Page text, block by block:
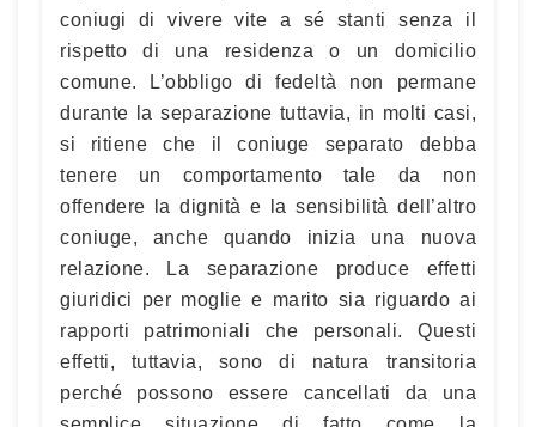
coniugi di vivere vite a sé stanti senza il
rispetto di una residenza o un domicilio
comune. L’obbligo di fedeltà non permane
durante la separazione tuttavia, in molti casi,
si ritiene che il coniuge separato debba
tenere un comportamento tale da non
offendere la dignità e la sensibilità dell’altro
coniuge, anche quando inizia una nuova
relazione. La separazione produce effetti
giuridici per moglie e marito sia riguardo ai
rapporti patrimoniali che personali. Questi
effetti, tuttavia, sono di natura transitoria
perché possono essere cancellati da una